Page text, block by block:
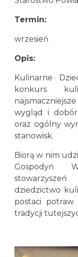
Termin:
wrzesień
Opis:
Kulinarne
konkurs
wygląd i dobór
oraz ogólny
stanowisk.
Biorą w nim
Gospodyń
dziedzictwo
postaci potraw
tradycji